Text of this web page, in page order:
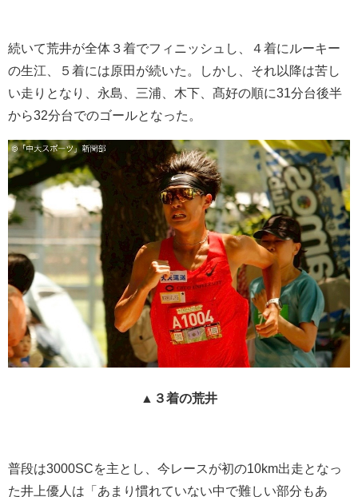
続いて荒井が全体３着でフィニッシュし、４着にルーキー
の生江、５着には原田が続いた。しかし、それ以降は苦し
い走りとなり、永島、三浦、木下、髙好の順に31分台後半
から32分台でのゴールとなった。
▲３着の荒井
普段は3000SCを主とし、今レースが初の10km出走となっ
た井上優人 は「あまり慣れていない中で難しい部分もあ